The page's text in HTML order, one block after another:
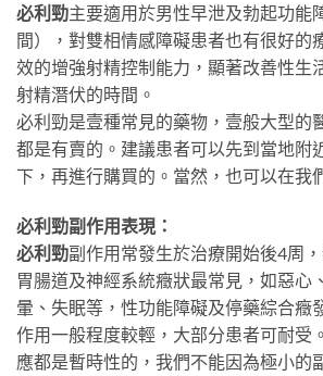
必利勁主要適用於男性早泄及勃起功能
間），對雙相情感障礙患者也有很好的
效的增強射精控制能力，顯著改善性生
射精潛伏的時間。
必利勁是壹種常見的藥物，壹般大型的
都是有賣的。建議患者可以先到當地附
下，再進行購買的。當然，也可以在我
必利勁副作用表現：
必利勁副作用常發生於治療開始後4周
胃腸道及神經系統癥狀最常見，如惡心
暈、失眠等，性功能障礙及停藥綜合癥
作用一般程度較輕，大部分患者可耐受
應都是暫時性的，我們不能因為極小的